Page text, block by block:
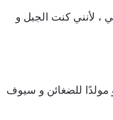
، لأنني كنت الجبل و
مولدًا للضغائن و سيوف